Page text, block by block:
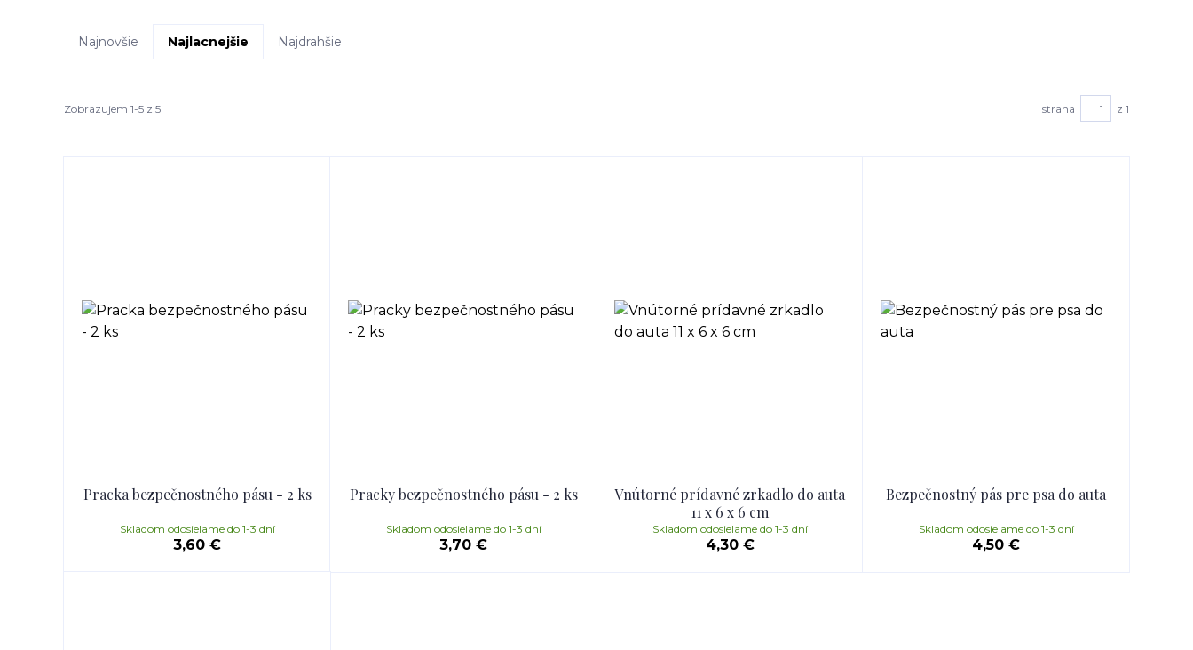
Najnovšie Najlacnejšie Najdrahšie
Zobrazujem 1-5 z 5 strana z 1
Pracka bezpečnostného pásu - 2 ks
3,60 €
Skladom odosielame do 1-3 dní
Pracky bezpečnostného pásu - 2 ks
3,70 €
Skladom odosielame do 1-3 dní
Vnútorné prídavné zrkadlo do auta
11 x 6 x 6 cm
4,30 €
Skladom odosielame do 1-3 dní
Bezpečnostný pás pre psa do auta
4,50 €
Skladom odosielame do 1-3 dní